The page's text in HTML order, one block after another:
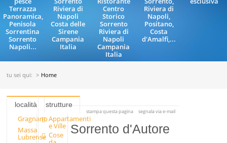
Terrazza
Panoramica,
Penisola
Sorrentina
Sorrento
Napoli...
Riviera di
Napoli
Costa delle
Sirene
Campania
Italia
Centro
Storico
Sorrento
Riviera di
Napoli
Campania
Italia
Riviera di
Napoli,
Positano,
Costa
d'Amalfi,...
tu sei qui: Home
località
Gragnano
Massa
Lubrense
strutture
Appartamenti
e Ville
Cose
stampa questa pagina segnala via e-mail
Sorrento d'Autore